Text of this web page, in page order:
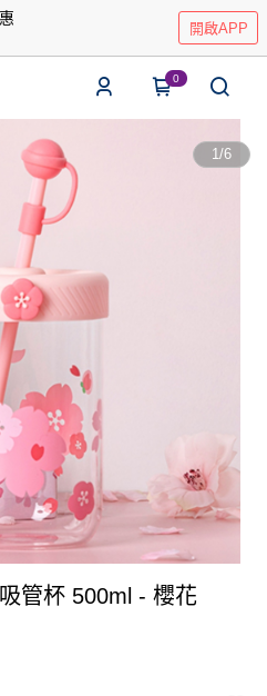
開啟APP
0
1/6
管杯 500ml - 櫻花